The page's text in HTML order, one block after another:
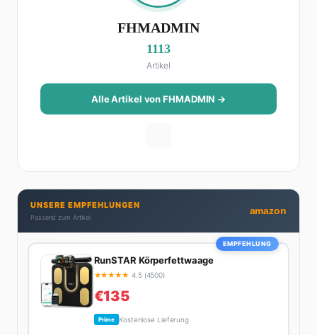
FHMADMIN
1113
Artikel
Alle Artikel von FHMADMIN →
UNSERE EMPFEHLUNGEN
Passend zum Artikel
amazon
EMPFEHLUNG
RunSTAR Körperfettwaage
★★★★★ 4.5 (4500)
€135
Prime Kostenlose Lieferung